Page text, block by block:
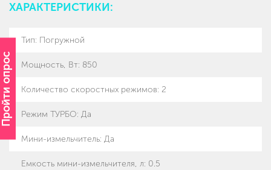
Пройти опрос
ХАРАКТЕРИСТИКИ:
Тип: Погружной
Мощность, Вт: 850
Количество скоростных режимов: 2
Режим ТУРБО: Да
Мини-измельчитель: Да
Емкость мини-измельчителя, л: 0.5